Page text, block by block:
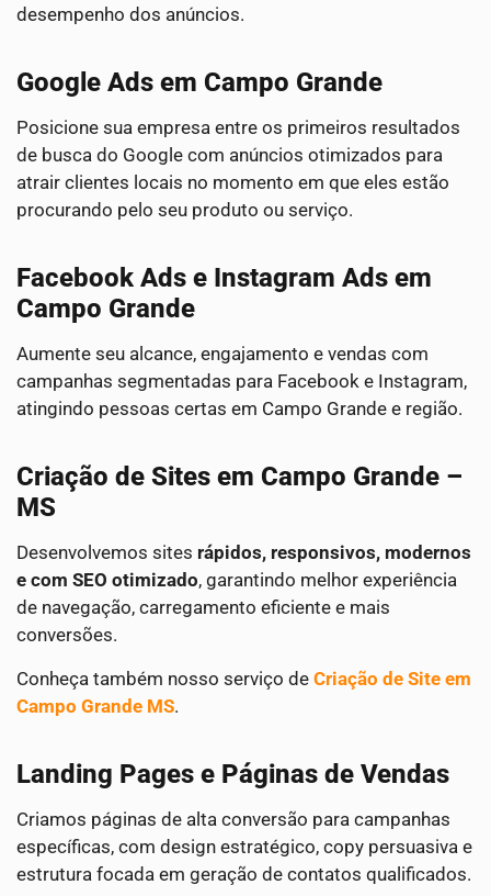
desempenho dos anúncios.
Google Ads em Campo Grande
Posicione sua empresa entre os primeiros resultados
de busca do Google com anúncios otimizados para
atrair clientes locais no momento em que eles estão
procurando pelo seu produto ou serviço.
Facebook Ads e Instagram Ads em
Campo Grande
Aumente seu alcance, engajamento e vendas com
campanhas segmentadas para Facebook e Instagram,
atingindo pessoas certas em Campo Grande e região.
Criação de Sites em Campo Grande –
MS
Desenvolvemos sites rápidos, responsivos, modernos
e com SEO otimizado, garantindo melhor experiência
de navegação, carregamento eficiente e mais
conversões.
Conheça também nosso serviço de Criação de Site em
Campo Grande MS.
Landing Pages e Páginas de Vendas
Criamos páginas de alta conversão para campanhas
específicas, com design estratégico, copy persuasiva e
estrutura focada em geração de contatos qualificados.